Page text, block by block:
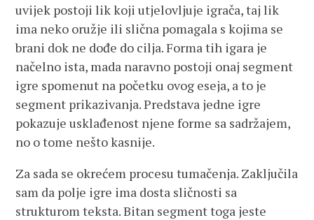
uvijek postoji lik koji utjelovljuje igrača, taj lik
ima neko oružje ili slična pomagala s kojima se
brani dok ne dođe do cilja. Forma tih igara je
načelno ista, mada naravno postoji onaj segment
igre spomenut na početku ovog eseja, a to je
segment prikazivanja. Predstava jedne igre
pokazuje usklađenost njene forme sa sadržajem,
no o tome nešto kasnije.
Za sada se okrećem procesu tumačenja. Zaključila
sam da polje igre ima dosta sličnosti sa
strukturom teksta. Bitan segment toga jeste